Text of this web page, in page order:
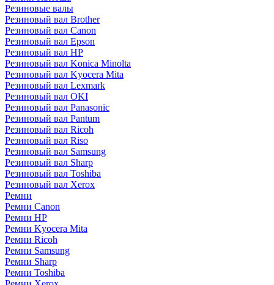
Резиновые валы
Резиновый вал Brother
Резиновый вал Canon
Резиновый вал Epson
Резиновый вал HP
Резиновый вал Konica Minolta
Резиновый вал Kyocera Mita
Резиновый вал Lexmark
Резиновый вал OKI
Резиновый вал Panasonic
Резиновый вал Pantum
Резиновый вал Ricoh
Резиновый вал Riso
Резиновый вал Samsung
Резиновый вал Sharp
Резиновый вал Toshiba
Резиновый вал Xerox
Ремни
Ремни Canon
Ремни HP
Ремни Kyocera Mita
Ремни Ricoh
Ремни Samsung
Ремни Sharp
Ремни Toshiba